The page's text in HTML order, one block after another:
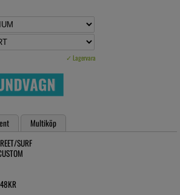
✓ Lagervara
Multiköp
SURF